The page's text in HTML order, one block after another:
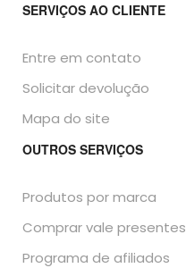
SERVIÇOS AO CLIENTE
Entre em contato
Solicitar devolução
Mapa do site
OUTROS SERVIÇOS
Produtos por marca
Comprar vale presentes
Programa de afiliados